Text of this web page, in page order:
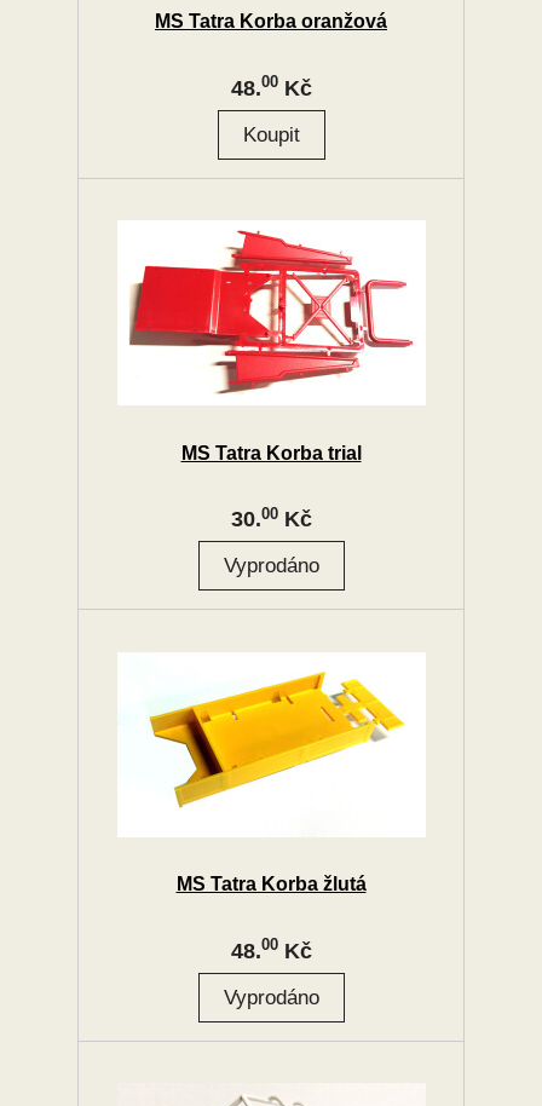
MS Tatra Korba oranžová
48.00Kč
MS Tatra Korba trial
30.00Kč
MS Tatra Korba žlutá
48.00Kč